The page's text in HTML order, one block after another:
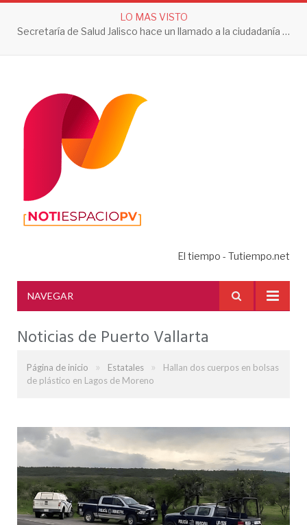
LO MAS VISTO
Secretaría de Salud Jalisco hace un llamado a la ciudadanía a tomar acciones contra el dengue en esta temporada de lluvias
El tiempo - Tutiempo.net
NAVEGAR
Noticias de Puerto Vallarta
Página de inicio » Estatales »
Hallan dos cuerpos en bolsas
de plástico en Lagos de Moreno